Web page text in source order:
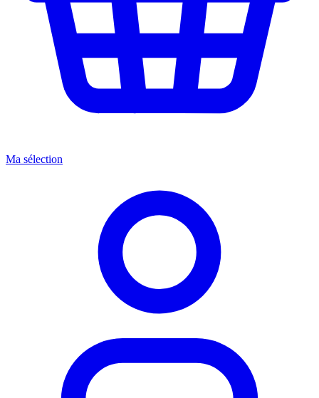
Ma sélection